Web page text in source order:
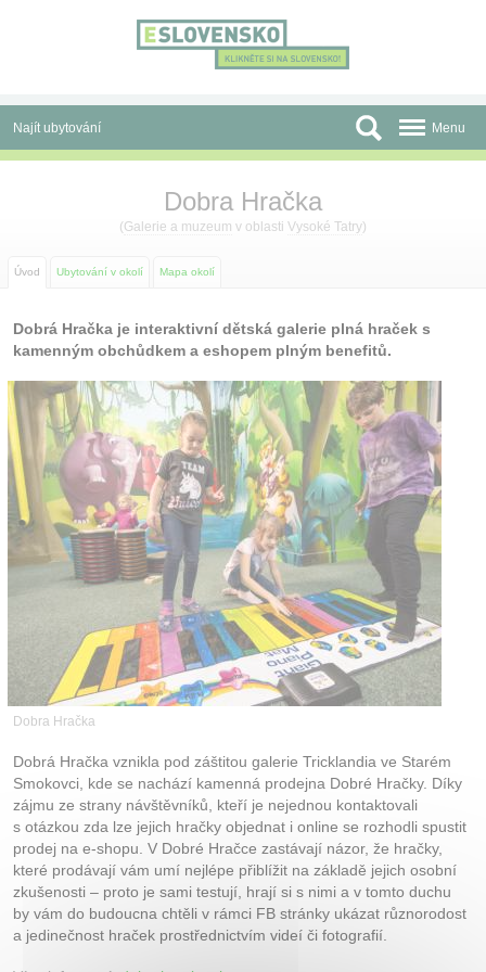
Najít ubytování
Slevy a Last Minute
Autobusové zájezdy
Před cestou
Atrakce
O nás
Kontakt
Menu
Dobra Hračka
(Galerie a muzeum v oblasti Vysoké Tatry)
Úvod Ubytování v okolí Mapa okolí
Dobrá Hračka je interaktivní dětská galerie plná hraček s
kamenným obchůdkem a eshopem plným benefitů.
Dobra Hračka
Dobrá Hračka vznikla pod záštitou galerie Tricklandia ve Starém
Smokovci, kde se nachází kamenná prodejna Dobré Hračky. Díky
zájmu ze strany návštěvníků, kteří je nejednou kontaktovali
s otázkou zda lze jejich hračky objednat i online se rozhodli spustit
prodej na e-shopu. V Dobré Hračce zastávají názor, že hračky,
které prodávají vám umí nejlépe přiblížit na základě jejich osobní
zkušenosti – proto je sami testují, hrají si s nimi a v tomto duchu
by vám do budoucna chtěli v rámci FB stránky ukázat různorodost
a jedinečnost hraček prostřednictvím videí či fotografií.